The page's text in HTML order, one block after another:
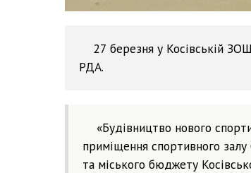
27 березня у Косівській
РДА.
«Будівництво нового
приміщення спортивного
та міського бюджету